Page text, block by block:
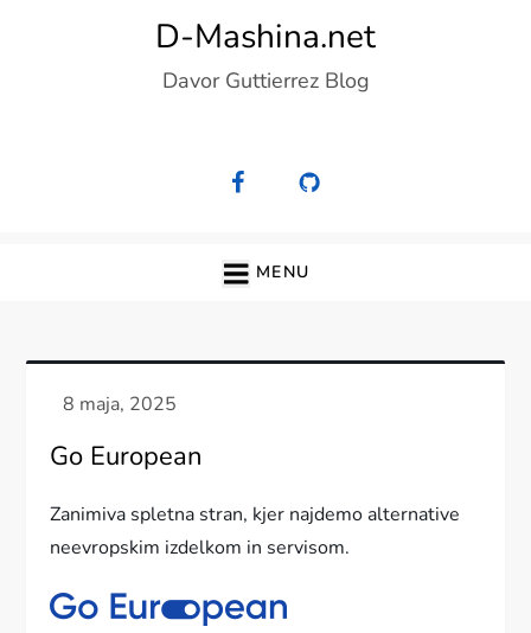
D-Mashina.net
Davor Guttierrez Blog
MENU
Go European
Zanimiva spletna stran, kjer najdemo alternative
neevropskim izdelkom in servisom.